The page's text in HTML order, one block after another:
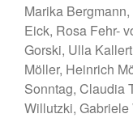
Marika
Eick, Rosa Fehr-
Gorski, Ulla
Möller, Heinrich
Sonntag, Claudia
Willutzki, Gabriele